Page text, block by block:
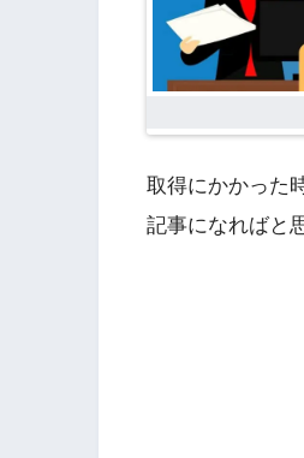
取得にかかった
記事になればと